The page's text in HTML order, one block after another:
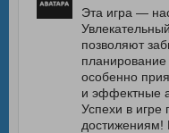
Эта игра —
позволяют
особенно
и эффектные
Успехи в игре